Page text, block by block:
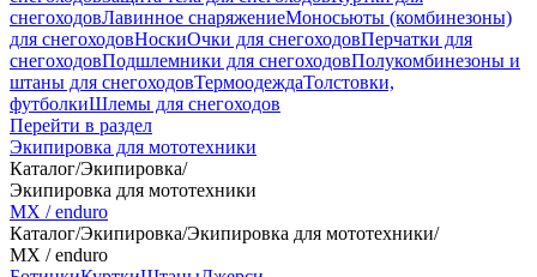
снегоходовЛавинное снаряжениеМоносьюты (комбинезоны)
для снегоходовНоскиОчки для снегоходовПерчатки для
снегоходовПодшлемники для снегоходовПолукомбинезоны и
штаны для снегоходовТермоодеждаТолстовки,
футболкиШлемы для снегоходов
Перейти в раздел
Экипировка для мототехники
Каталог/Экипировка/
Экипировка для мототехники
MX / enduro
Каталог/Экипировка/Экипировка для мототехники/
MX / enduro